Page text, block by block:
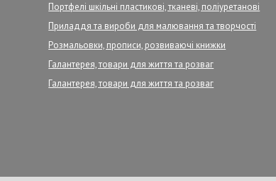
Портфелі шкільні пластикові, тканеві, поліуретанові
Приладдя та вироби для малювання та творчості
Розмальовки, прописи, розвиваючі книжки
Галантерея, товари для життя та розваг
Галантерея, товари для життя та розваг